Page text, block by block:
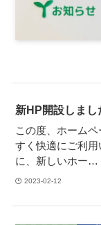
新HP開設しまし
この度、ホーム
すく快適にご利用
に、新しいホー…
2023-02-12